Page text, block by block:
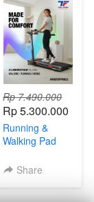
Rp 7.490.000
Rp 5.300.000
Running &
Walking Pad
Ultimate Series
Share